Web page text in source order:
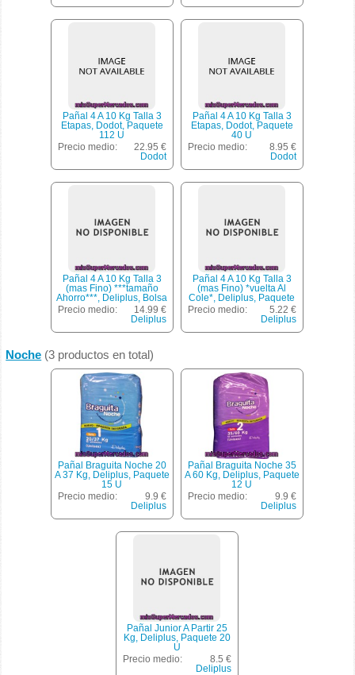
Pañal 4 A 10 Kg Talla 3
Etapas, Dodot, Paquete
112 U
Precio medio:
22.95 €
Dodot
Pañal 4 A 10 Kg Talla 3
Etapas, Dodot, Paquete
40 U
Precio medio:
8.95 €
Dodot
Pañal 4 A 10 Kg Talla 3
(mas Fino) ***tamaño
Ahorro***, Deliplus, Bolsa
3 X 36 U - 108 U
Precio medio:
14.99 €
Deliplus
Pañal 4 A 10 Kg Talla 3
(mas Fino) *vuelta Al
Cole*, Deliplus, Paquete
36 U
Precio medio:
5.22 €
Deliplus
Noche (3 productos en total)
Pañal Braguita Noche 20
A 37 Kg, Deliplus, Paquete
15 U
Precio medio:
9.9 €
Deliplus
Pañal Braguita Noche 35
A 60 Kg, Deliplus, Paquete
12 U
Precio medio:
9.9 €
Deliplus
Pañal Junior A Partir 25
Kg, Deliplus, Paquete 20
U
Precio medio:
8.5 €
Deliplus